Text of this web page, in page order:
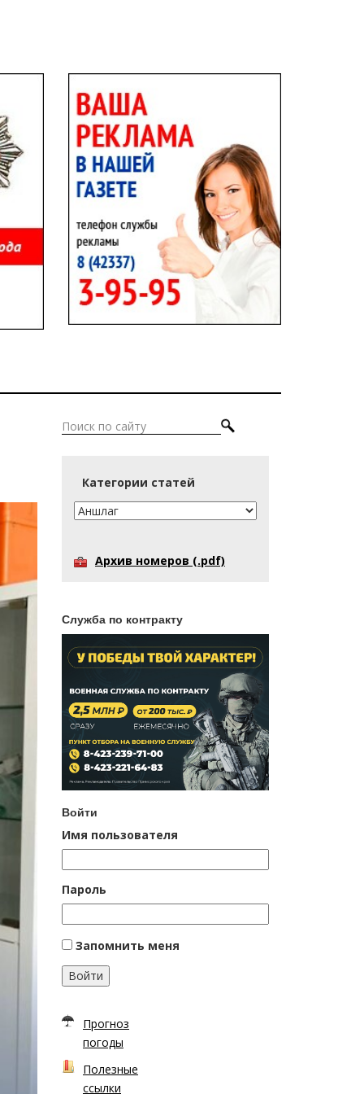
Категории статей
Архив номеров (.pdf)
Служба по контракту
Войти
Имя пользователя
Пароль
Запомнить меня
Войти
Прогноз
погоды
Полезные
ссылки